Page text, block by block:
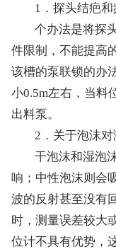
1．探头结疤
个办法是将探
件限制，不能提高
该槽的泵联锁的办
小0.5m左右，当料
出料泵。
2．关于泡沫对
干泡沫和湿泡
响；中性泡沫则会
波的反射甚至没有
时，测量误差较大
位计不具有优势，